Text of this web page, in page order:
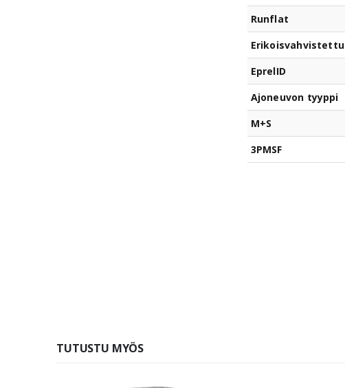
Runflat
Erikoisvahvistettu
EprelID
Ajoneuvon tyyppi
M+S
3PMSF
TUTUSTU MYÖS